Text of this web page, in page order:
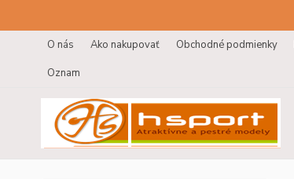
O nás Ako nakupovať Obchodné podmienky
Oznam